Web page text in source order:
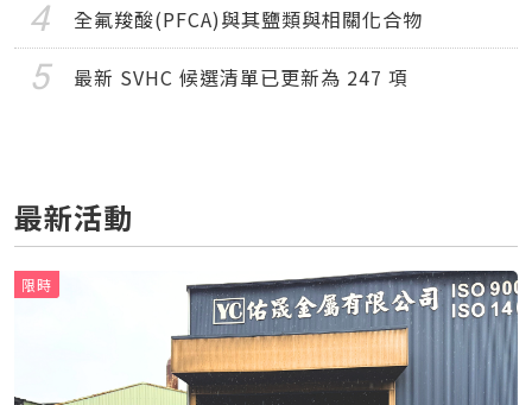
全氟羧酸(PFCA)與其鹽類與相關化合物
最新 SVHC 候選清單已更新為 247 項
最新活動
限時